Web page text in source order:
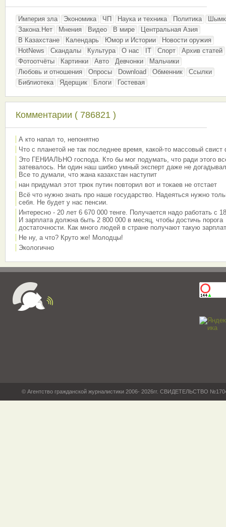
Империя зла Экономика ЧП Наука и техника Политика
Закона.Нет
Мнения Видео В мире
Центральная Азия
В Казахстане
Календарь Юмор и Истории
Новости оружия
HotNews
Скандалы Культура О нас IT Спорт
Архив статей
Фотоотчёты
Картинки Авто Девчонки
Мальчики
Любовь и отношения
Опросы Download Обменник
Ссылки
Библиотека
Ядерщик Блоги Гостевая
Комментарии ( 786821 )
А кто напал то, непонятно
Что с планетой не так последнее время, какой-то массовый свист
Это ГЕНИАЛЬНО господа. Кто бы мог подумать, что ради этого
затевалось. Ни один наш шибко умный эксперт даже не
Все то думали, что жана казахстан наступит
нан придумал этот трюк путин повторил вот и токаев не отстает
Всё что нужно знать про наше государство. Надеяться нужно
себя. Не будет у нас пенсии.
Интересно - 20 лет 6 670 000 тенге. Получается надо работать с
И зарплата должна быть 2 800 000 в месяц, чтобы достичь порога
достаточности. Как много людей в стране получают такую
Не ну, а что? Круто же! Молодцы!
Экологично
© Агентство гражданской журналистики 2006- 2026гг. СВИДЕТЕЛЬСТВО